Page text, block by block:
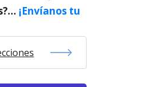
¡Envíanos tu